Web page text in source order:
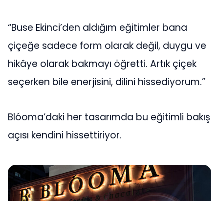
“Buse Ekinci’den aldığım eğitimler bana
çiçeğe sadece form olarak değil, duygu ve
hikâye olarak bakmayı öğretti. Artık çiçek
seçerken bile enerjisini, dilini hissediyorum.”
Blóoma’daki her tasarımda bu eğitimli bakış
açısı kendini hissettiriyor.